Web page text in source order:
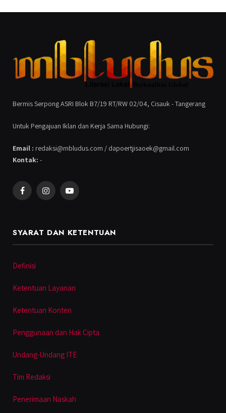
Bermis Serpong ASRI Blok B7/19 RT/RW 02/04, Cisauk - Tangerang
Untuk Pengajuan Iklan dan Kerja Sama Hubungi:
Email : redaksi@mbludus.com / dapoertjisaoek@gmail.com
Kontak: -
FacebookInstagramYouTube
SYARAT DAN KETENTUAN
Definisi
Ketentuan Layanan
Ketentuan Konten
Penggunaan dan Hak Cipta
Undang-Undang ITE
Tim Redaksi
Penerimaan Naskah